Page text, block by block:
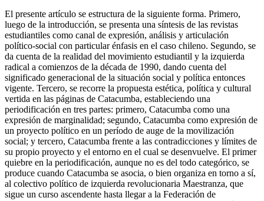
El presente artículo se estructura de la siguiente forma. Primero,
luego de la introducción, se presenta una síntesis de las revistas
estudiantiles como canal de expresión, análisis y articulación
político-social con particular énfasis en el caso chileno. Segundo, se
da cuenta de la realidad del movimiento estudiantil y la izquierda
radical a comienzos de la década de 1990, dando cuenta del
significado generacional de la situación social y política entonces
vigente. Tercero, se recorre la propuesta estética, política y cultural
vertida en las páginas de Catacumba, estableciendo una
periodificación en tres partes: primero, Catacumba como una
expresión de marginalidad; segundo, Catacumba como expresión de
un proyecto político en un período de auge de la movilización
social; y tercero, Catacumba frente a las contradicciones y límites de
su propio proyecto y el entorno en el cual se desenvuelve. El primer
quiebre en la periodificación, aunque no es del todo categórico, se
produce cuando Catacumba se asocia, o bien organiza en torno a sí,
al colectivo político de izquierda revolucionaria Maestranza, que
sigue un curso ascendente hasta llegar a la Federación de